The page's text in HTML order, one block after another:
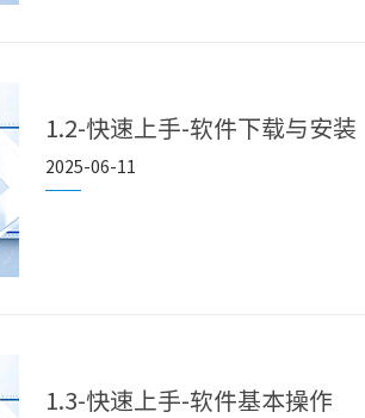
1.2-快速上手-软件下载与安装
2025-06-11
1.3-快速上手-软件基本操作